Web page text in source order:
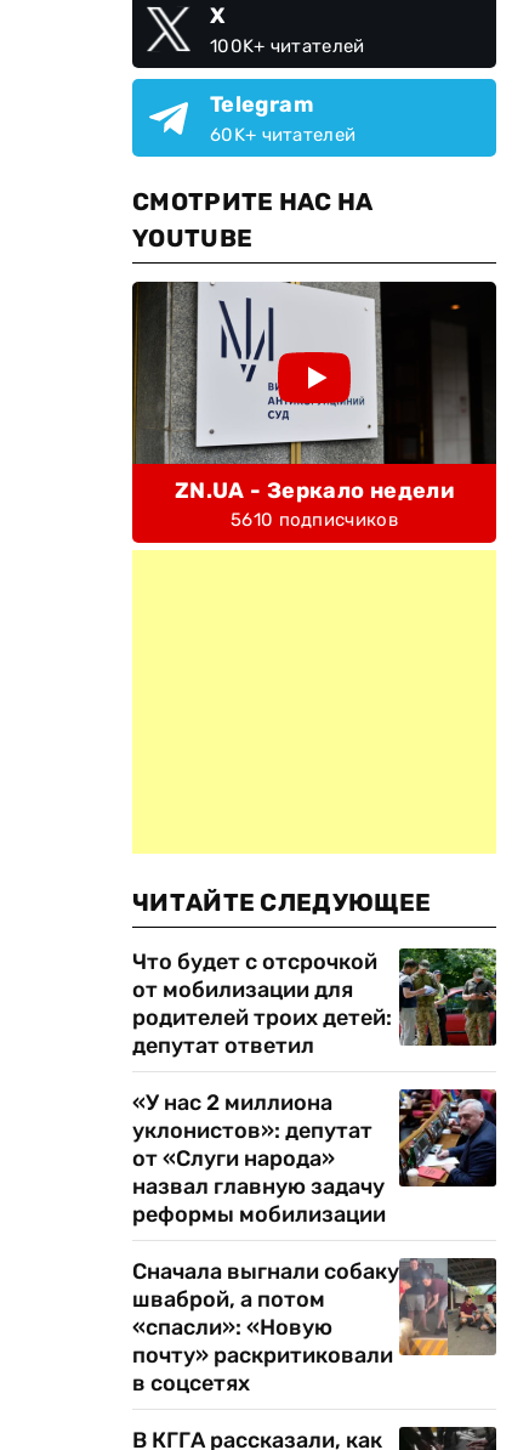
X
100K+ читателей
Telegram
60K+ читателей
СМОТРИТЕ НАС НА
YOUTUBE
ZN.UA - Зеркало недели
5610 подписчиков
ЧИТАЙТЕ СЛЕДУЮЩЕЕ
Что будет с отсрочкой
от мобилизации для
родителей троих детей:
депутат ответил
«У нас 2 миллиона
уклонистов»: депутат
от «Слуги народа»
назвал главную задачу
реформы мобилизации
Сначала выгнали собаку
шваброй, а потом
«спасли»: «Новую
почту» раскритиковали
в соцсетях
В КГГА рассказали, как